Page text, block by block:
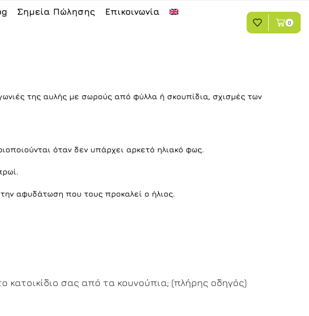
Σημεία Πώλησης Επικοινωνία
0
της αυλής με σωρούς από φύλλα ή σκουπίδια, σχισμές των
όταν δεν υπάρχει αρκετό ηλιακό φως.
αφυδάτωση που τους προκαλεί ο ήλιος.
σας από τα κουνούπια; (πλήρης οδηγός)